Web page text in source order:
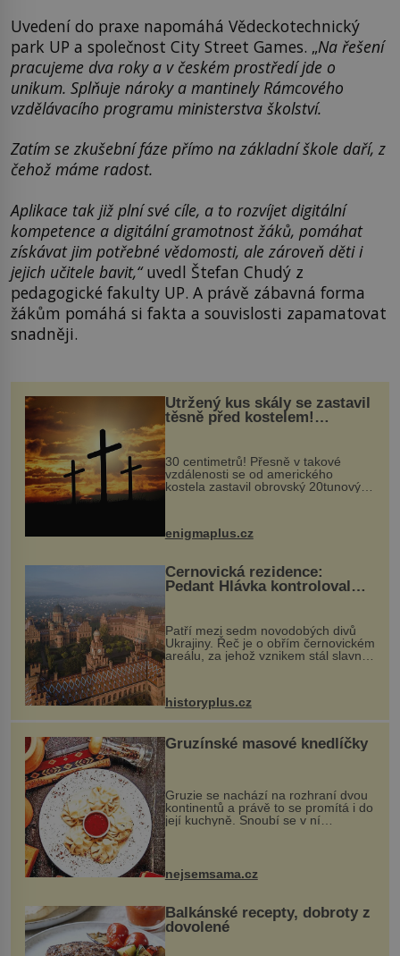
Uvedení do praxe napomáhá Vědeckotechnický
park UP a společnost City Street Games. „Na řešení
pracujeme dva roky a v českém prostředí jde o
unikum. Splňuje nároky a mantinely Rámcového
vzdělávacího programu ministerstva školství.
Zatím se zkušební fáze přímo na základní škole daří, z
čehož máme radost.
Aplikace tak již plní své cíle, a to rozvíjet digitální
kompetence a digitální gramotnost žáků, pomáhat
získávat jim potřebné vědomosti, ale zároveň děti i
jejich učitele bavit,“uvedl Štefan Chudý z
pedagogické fakulty UP. A právě zábavná forma
žákům pomáhá si fakta a souvislosti zapamatovat
snadněji.
Utržený kus skály se zastavil
těsně před kostelem!
Ochránila ho boží síla?
30 centimetrů! Přesně v takové
vzdálenosti se od amerického
kostela zastavil obrovský 20tunový
...
enigmaplus.cz
Černovická rezidence:
Pedant Hlávka kontroloval
Patří mezi sedm novodobých divů
Ukrajiny. Řeč je o obřím černovickém
areálu, za jehož vznikem stál slavný
český architekt Josef Hlávka. Ten si
na něm dal mimořádně záležet. Jeho
historyplus.cz
Gruzínské masové knedlíčky
Gruzie se nachází na rozhraní dvou
kontinentů a právě to se promítá i do
její kuchyně. Snoubí se v ní
evropské a asijské chutě a díky tomu
pokrmy, které rozhodně st...
nejsemsama.cz
Balkánské recepty, dobroty z
dovolené